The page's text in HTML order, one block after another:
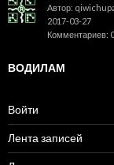
Автор:
2017-03-27
Комментариев: 0
ВОДИЛАМ
Войти
Лента записей